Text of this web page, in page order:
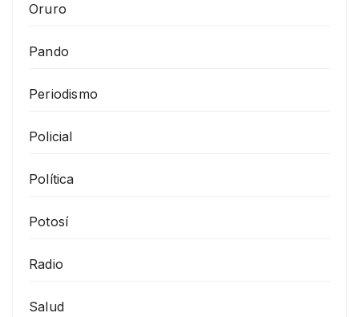
Oruro
Pando
Periodismo
Policial
Política
Potosí
Radio
Salud